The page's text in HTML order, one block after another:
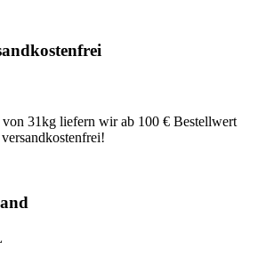
31kg liefern wir ab 100 € Bestellwert